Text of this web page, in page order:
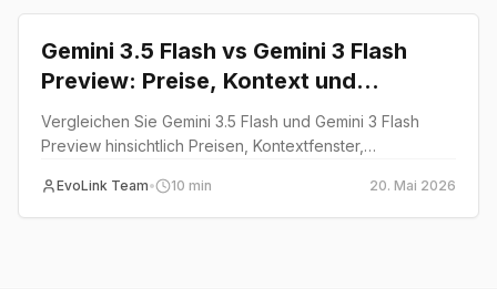
Gemini 3.5 Flash vs Gemini 3 Flash
Preview: Preise, Kontext und
Migrationsanleitung
Vergleichen Sie Gemini 3.5 Flash und Gemini 3 Flash
Preview hinsichtlich Preisen, Kontextfenster,
Migrationszeitpunkt zu bestimmen.
EvoLink Team• 10 min 20. Mai 2026